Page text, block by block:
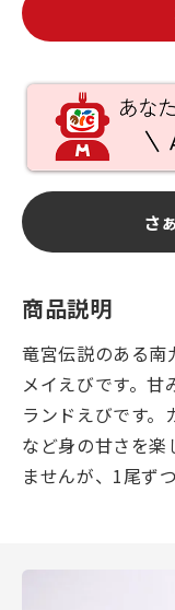
さ
商品説明
竜宮伝説のある南
メイえびです。
ランドえびです
など身の甘さを楽
ませんが、1尾ず